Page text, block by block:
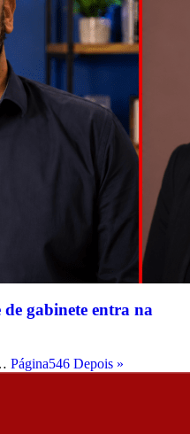
gabinete entra na
Página546 Depois »